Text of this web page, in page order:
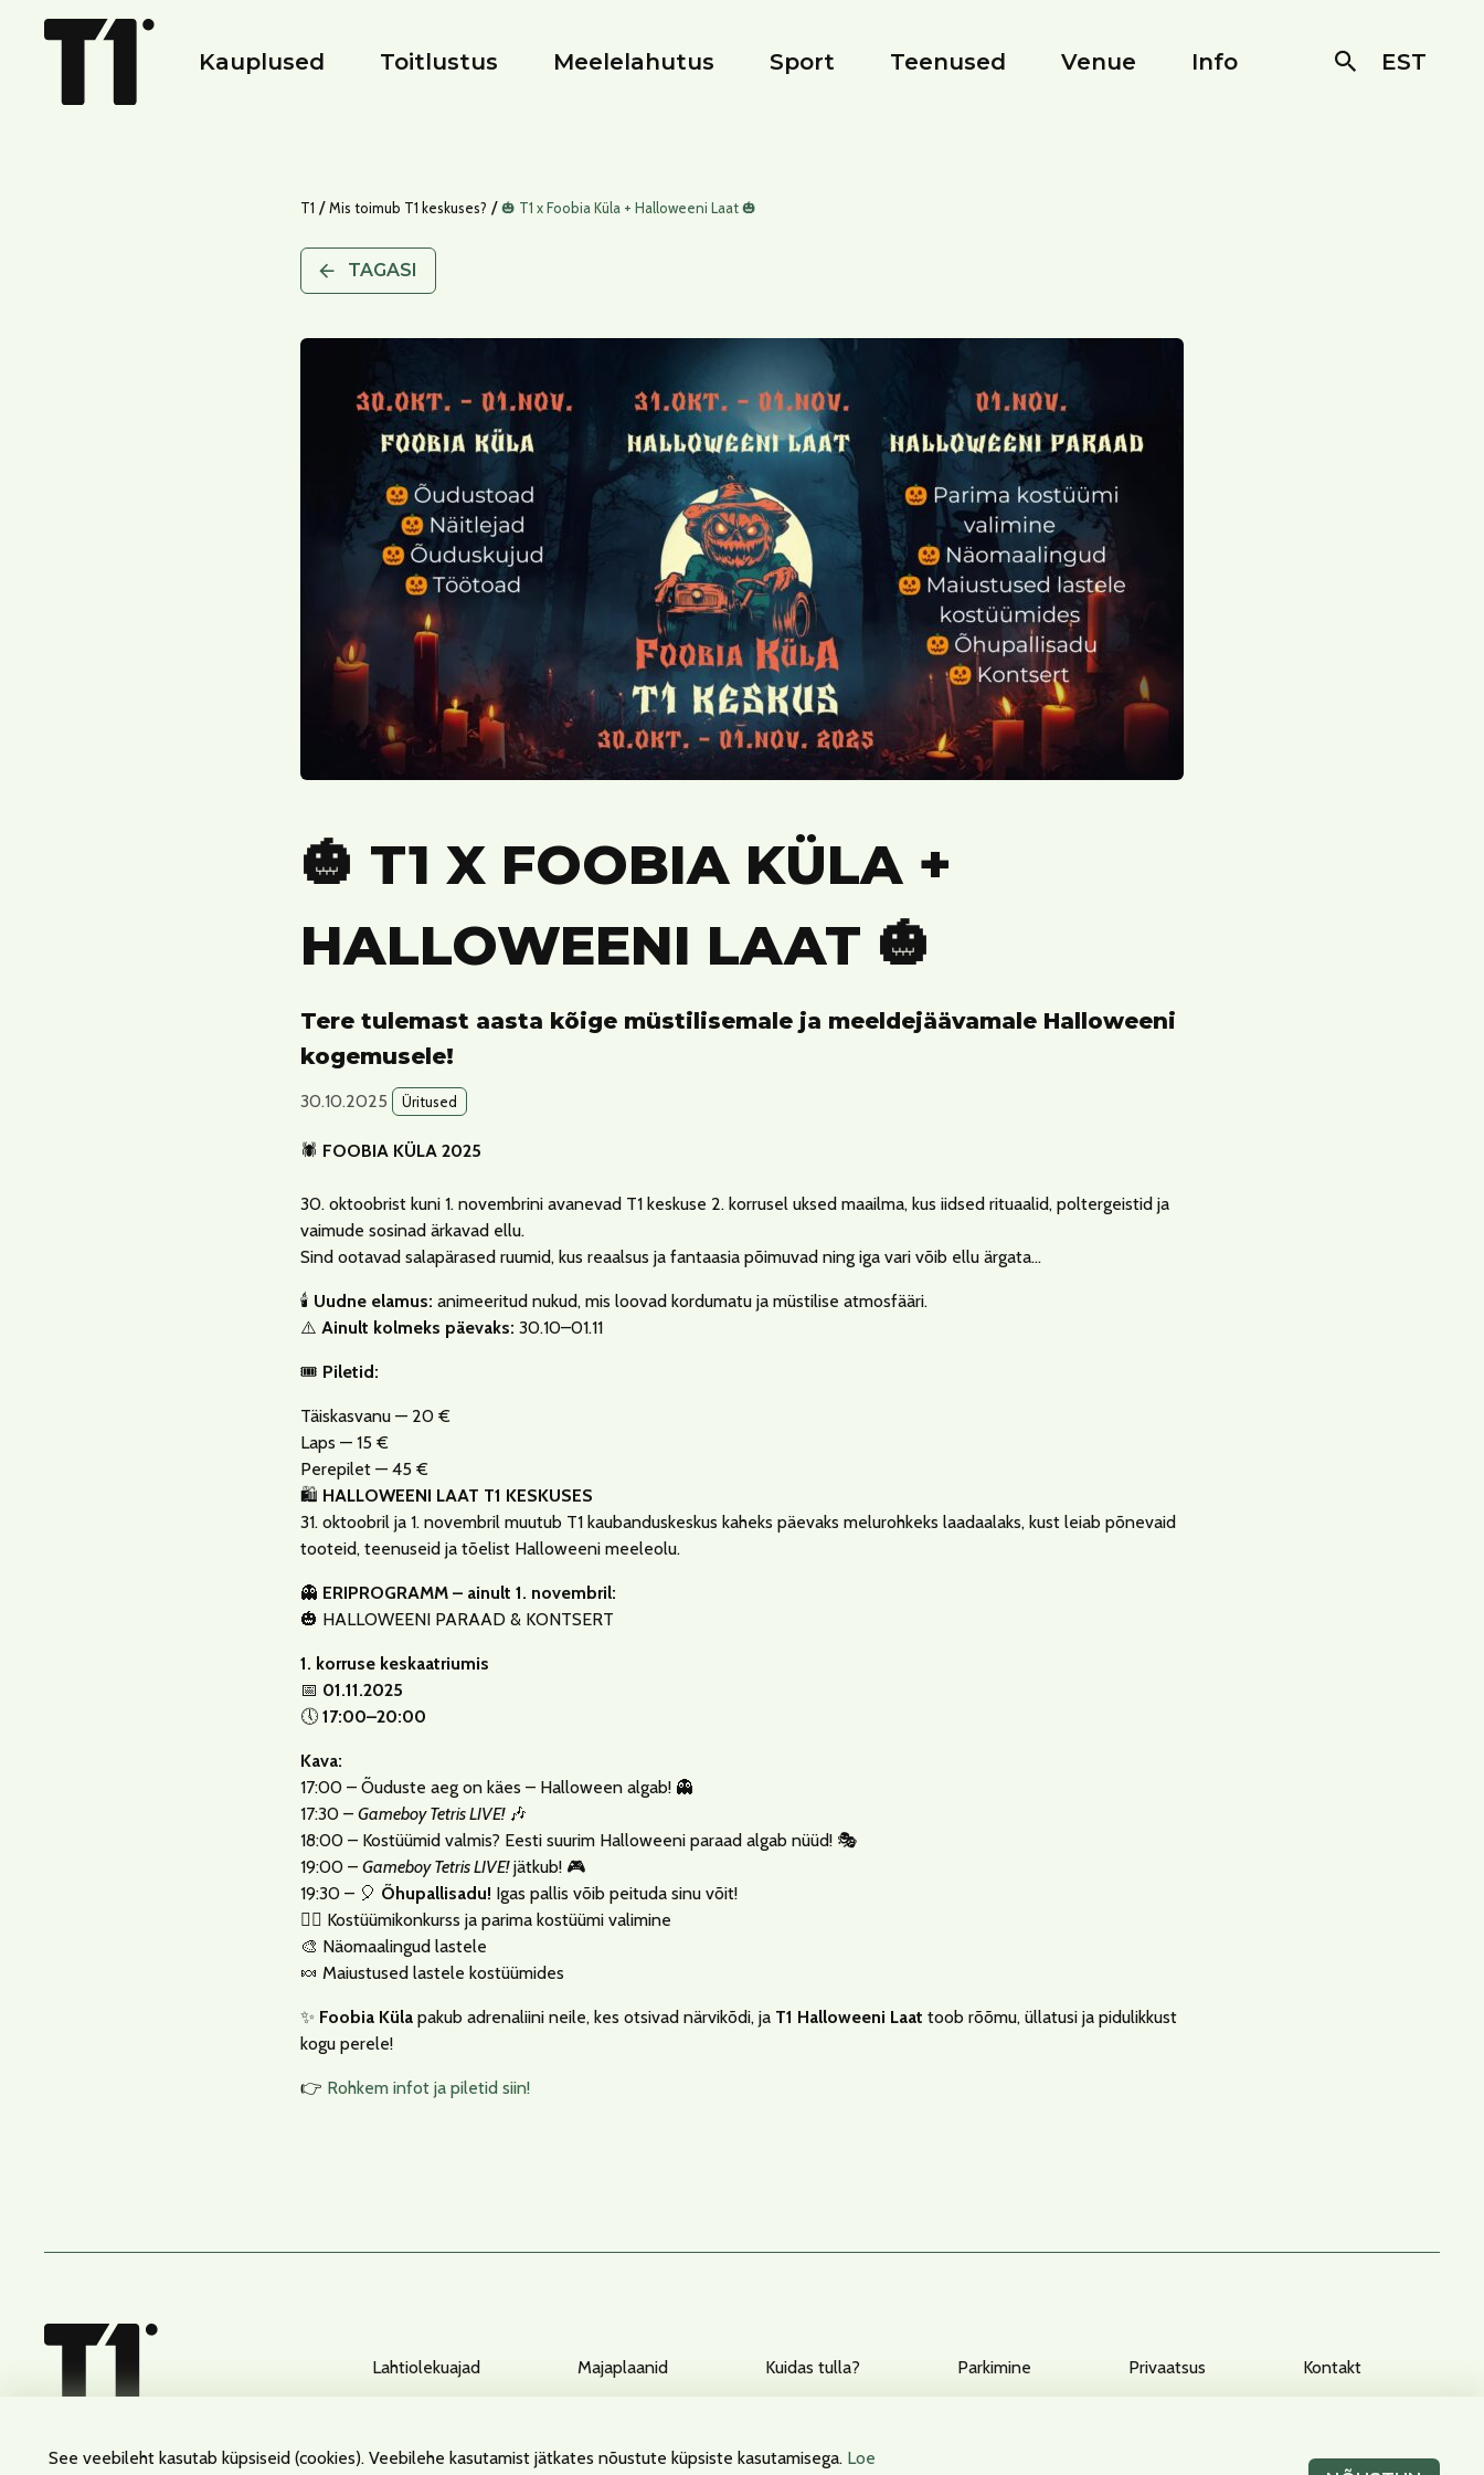
Kauplused Toitlustus Meelelahutus Sport Teenused Venue Info OtsiEST
T1 / Mis toimub T1 keskuses? / 🎃 T1 x Foobia Küla + Halloweeni Laat 🎃
TAGASI
🎃 T1 X FOOBIA KÜLA +
HALLOWEENI LAAT 🎃
Tere tulemast aasta kõige müstilisemale ja meeldejäävamale Halloweeni
kogemusele!
30.10.2025 Üritused
🕷️ FOOBIA KÜLA 2025
30. oktoobrist kuni 1. novembrini avanevad T1 keskuse 2. korrusel uksed maailma, kus iidsed rituaalid, poltergeistid ja
vaimude sosinad ärkavad ellu.
Sind ootavad salapärased ruumid, kus reaalsus ja fantaasia põimuvad ning iga vari võib ellu ärgata…
🕯️ Uudne elamus: animeeritud nukud, mis loovad kordumatu ja müstilise atmosfääri.
⚠️ Ainult kolmeks päevaks: 30.10–01.11
🎟️ Piletid:
Täiskasvanu — 20 €
Laps — 15 €
Perepilet — 45 €
🛍️ HALLOWEENI LAAT T1 KESKUSES
31. oktoobril ja 1. novembril muutub T1 kaubanduskeskus kaheks päevaks melurohkeks laadaalaks, kust leiab põnevaid
tooteid, teenuseid ja tõelist Halloweeni meeleolu.
👻 ERIPROGRAMM – ainult 1. novembril:
🎃 HALLOWEENI PARAAD & KONTSERT
1. korruse keskaatriumis
📅 01.11.2025
🕔 17:00–20:00
Kava:
17:00 – Õuduste aeg on käes – Halloween algab! 👻
17:30 – Gameboy Tetris LIVE!🎶
18:00 – Kostüümid valmis? Eesti suurim Halloweeni paraad algab nüüd! 🎭
19:00 – Gameboy Tetris LIVE!jätkub! 🎮
19:30 – 🎈 Õhupallisadu! Igas pallis võib peituda sinu võit!
🧛‍♀️ Kostüümikonkurss ja parima kostüümi valimine
🎨 Näomaalingud lastele
🍬 Maiustused lastele kostüümides
✨ Foobia Küla pakub adrenaliini neile, kes otsivad närvikõdi, ja T1 Halloweeni Laat toob rõõmu, üllatusi ja pidulikkust
kogu perele!
👉 Rohkem infot ja piletid siin!
Lahtiolekuajad Majaplaanid Kuidas tulla? Parkimine Privaatsus Kontakt
See veebileht kasutab küpsiseid (cookies). Veebilehe kasutamist jätkates nõustute küpsiste kasutamisega. Loe